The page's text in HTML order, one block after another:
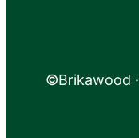
©Brikawood ·